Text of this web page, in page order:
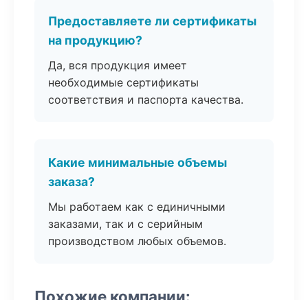
Предоставляете ли сертификаты
на продукцию?
Да, вся продукция имеет
необходимые сертификаты
соответствия и паспорта качества.
Какие минимальные объемы
заказа?
Мы работаем как с единичными
заказами, так и с серийным
производством любых объемов.
Похожие компании: